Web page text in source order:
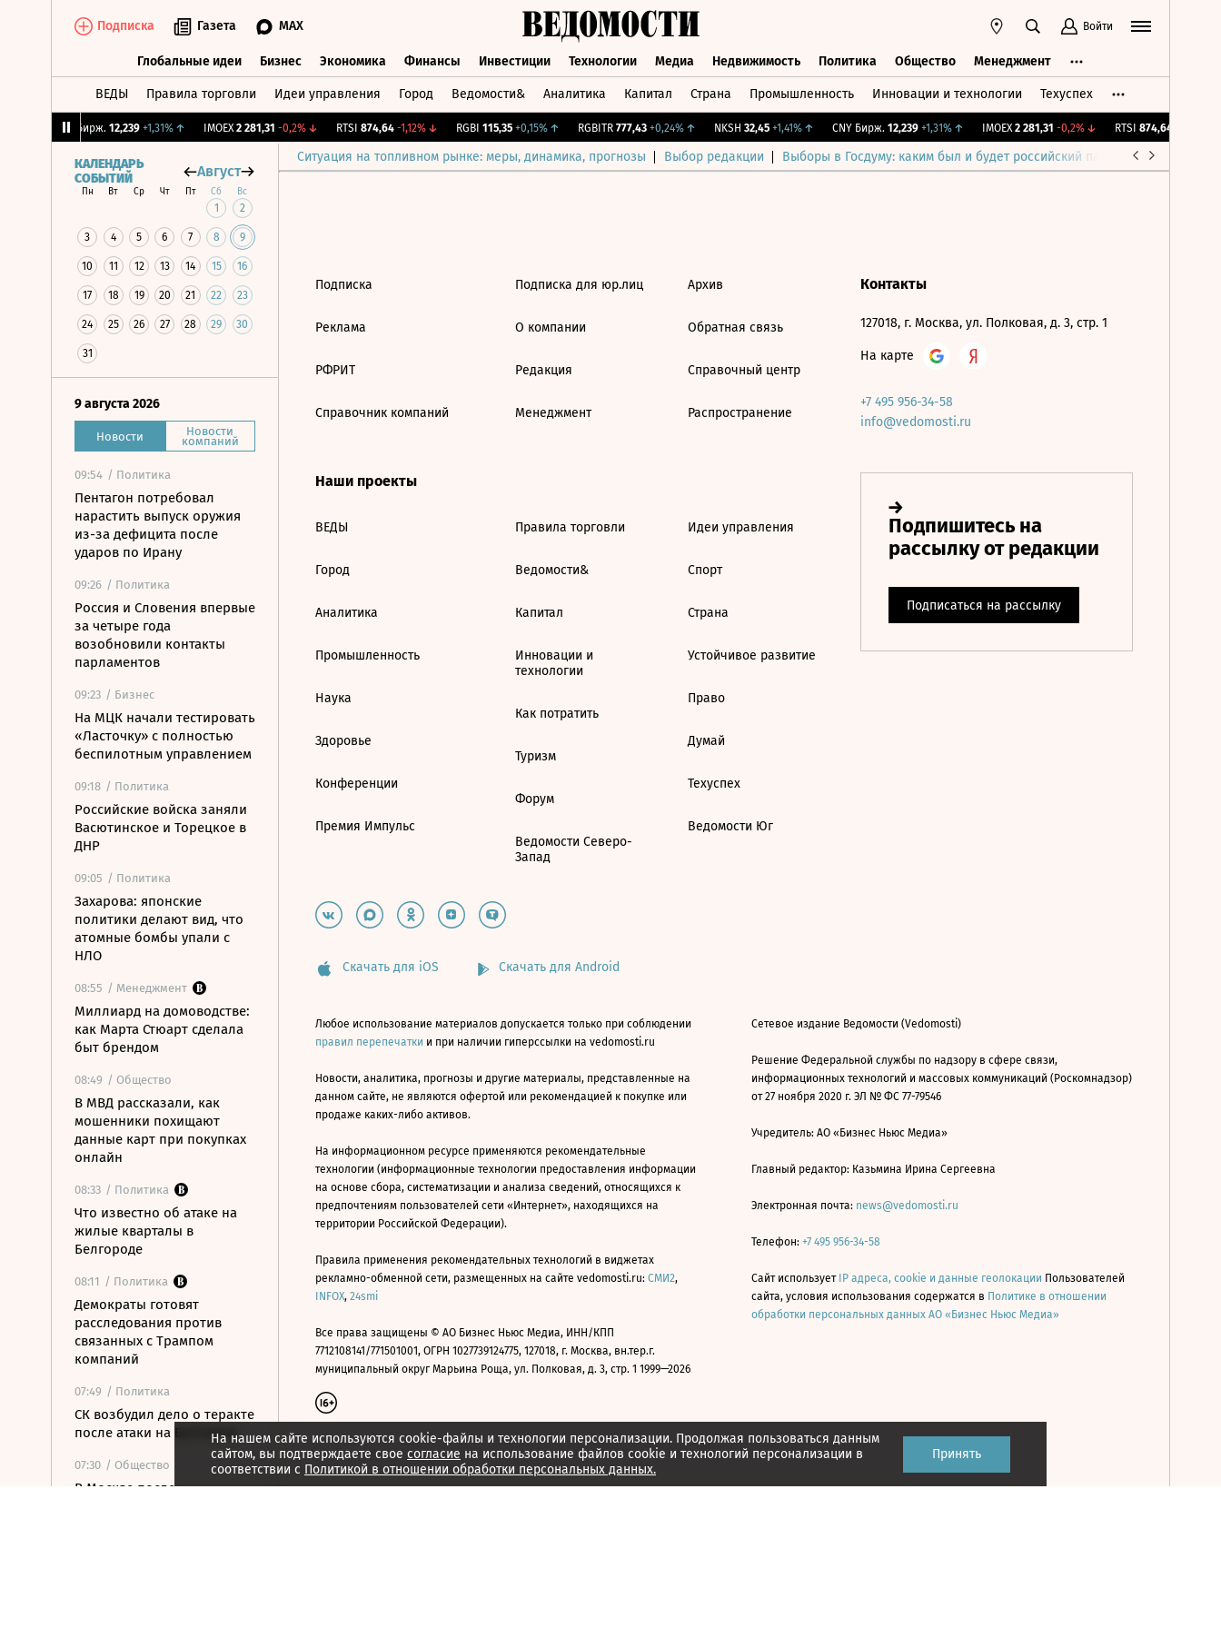
Подписка Газета MAX Войти
Глобальные идеи Бизнес Экономика Финансы Инвестиции Технологии Медиа Недвижимость Политика Общество Менеджмент
ВЕДЫ Правила торговли Идеи управления Город Ведомости& Аналитика Капитал Страна Промышленность Инновации и технологии Техуспех
CNY Бирж. 12,239 +1,31%↑ IMOEX 2 281,31 -0,2%↓ RTSI 874,64 -1,12%↓ RGBI 115,35 +0,15%↑ RGBITR 777,43 +0,24%↑ NKSH 32,45 +1,41%↑ CNY Бирж. 12,239 +1,31%↑ IMOEX 2 281,31 -0,2%↓ RTSI 874,64 -1,12%
Ситуация на топливном рынке: меры, динамика, прогнозы Выбор редакции Выборы в Госдуму: каким был и будет российский парламент
КАЛЕНДАРЬ
СОБЫТИЙ
Август
Пн Вт Ср Чт Пт Сб Вс
1 2
3 4 5 6 7 8 9
10 11 12 13 14 15 16
17 18 19 20 21 22 23
24 25 26 27 28 29 30
31
9 августа 2026
Новости Новости
компаний
09:54 / Политика
Пентагон потребовал
нарастить выпуск оружия
из-за дефицита после
ударов по Ирану
09:26 / Политика
Россия и Словения впервые
за четыре года
возобновили контакты
парламентов
09:23 / Бизнес
На МЦК начали тестировать
«Ласточку» с полностью
беспилотным управлением
09:18 / Политика
Российские войска заняли
Васютинское и Торецкое в
ДНР
09:05 / Политика
Захарова: японские
политики делают вид, что
атомные бомбы упали с
НЛО
08:55 / Менеджмент
Миллиард на домоводстве:
как Марта Стюарт сделала
быт брендом
08:49 / Общество
В МВД рассказали, как
мошенники похищают
данные карт при покупках
онлайн
08:33 / Политика
Что известно об атаке на
жилые кварталы в
Белгороде
08:11 / Политика
Демократы готовят
расследования против
связанных с Трампом
компаний
07:49 / Политика
СК возбудил дело о теракте
после атаки на Белгород
07:30 / Общество
В Москве после
На нашем сайте используются cookie-файлы и технологии персонализации. Продолжая пользоваться данным
сайтом, вы подтверждаете свое согласие на использование файлов cookie и технологий персонализации в
соответствии с Политикой в отношении обработки персональных данных.
Принять
Подписка
Реклама
РФРИТ
Справочник компаний
Подписка для юр.лиц
О компании
Редакция
Менеджмент
Архив
Обратная связь
Справочный центр
Распространение
Наши проекты
ВЕДЫ
Город
Аналитика
Промышленность
Наука
Здоровье
Конференции
Премия Импульс
Правила торговли
Ведомости&
Капитал
Инновации и
технологии
Как потратить
Туризм
Форум
Ведомости Северо-
Запад
Идеи управления
Спорт
Страна
Устойчивое развитие
Право
Думай
Техуспех
Ведомости Юг
Контакты
127018, г. Москва, ул. Полковая, д. 3, стр. 1
На карте
+7 495 956-34-58
info@vedomosti.ru
Скачать для iOS Скачать для Android
Любое использование материалов допускается только при соблюдении
правил перепечатки и при наличии гиперссылки на vedomosti.ru
Новости, аналитика, прогнозы и другие материалы, представленные на
данном сайте, не являются офертой или рекомендацией к покупке или
продаже каких-либо активов.
На информационном ресурсе применяются рекомендательные
технологии (информационные технологии предоставления информации
на основе сбора, систематизации и анализа сведений, относящихся к
предпочтениям пользователей сети «Интернет», находящихся на
территории Российской Федерации).
Правила применения рекомендательных технологий в виджетах
рекламно-обменной сети, размещенных на сайте vedomosti.ru: СМИ2,
INFOX, 24smi
Все права защищены © АО Бизнес Ньюс Медиа, ИНН/КПП
7712108141/771501001, ОГРН 1027739124775, 127018, г. Москва, вн.тер.г.
муниципальный округ Марьина Роща, ул. Полковая, д. 3, стр. 1 1999—2026
Сетевое издание Ведомости (Vedomosti)
Решение Федеральной службы по надзору в сфере связи,
информационных технологий и массовых коммуникаций (Роскомнадзор)
от 27 ноября 2020 г. ЭЛ № ФС 77-79546
Учредитель: АО «Бизнес Ньюс Медиа»
Главный редактор: Казьмина Ирина Сергеевна
Электронная почта: news@vedomosti.ru
Телефон: +7 495 956-34-58
Сайт использует IP адреса, cookie и данные геолокации Пользователей
сайта, условия использования содержатся в Политике в отношении
обработки персональных данных АО «Бизнес Ньюс Медиа»